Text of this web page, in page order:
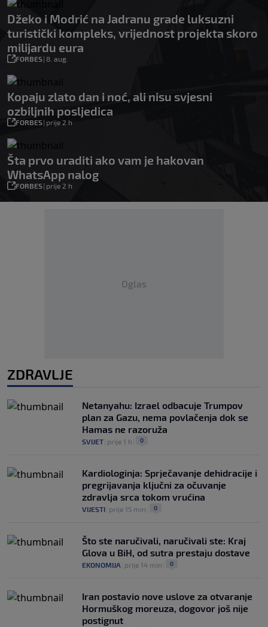
Džeko i Modrić na Jadranu grade luksuzni
turistički kompleks, vrijednost projekta skoro
milijardu eura
FORBES| 8. aug.
Kopaju zlato dan i noć, ali nisu svjesni
ozbiljnih posljedica
FORBES| prije 2 h
Šta prvo uraditi ako vam je hakovan
WhatsApp nalog
FORBES| prije 2 h
Oglas
ZDRAVLJE
Netanyahu: Izrael odbacuje Trumpov
plan za Gazu, nema povlačenja dok se
Hamas ne razoruža
SVIJET prije 1 h 0
Kardiologinja: Sprječavanje dehidracije i
pregrijavanja ključni za očuvanje
zdravlja srca tokom vrućina
VIJESTI prije 15 min 0
Što ste naručivali, naručivali ste: Kraj
Glova u BiH, od sutra prestaju dostave
EKONOMIJA prije 14 min 0
Iran postavio nove uslove za otvaranje
Hormuškog moreuza, dogovor još nije
postignut